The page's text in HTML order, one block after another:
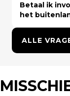
Betaal ik
het
ALLE